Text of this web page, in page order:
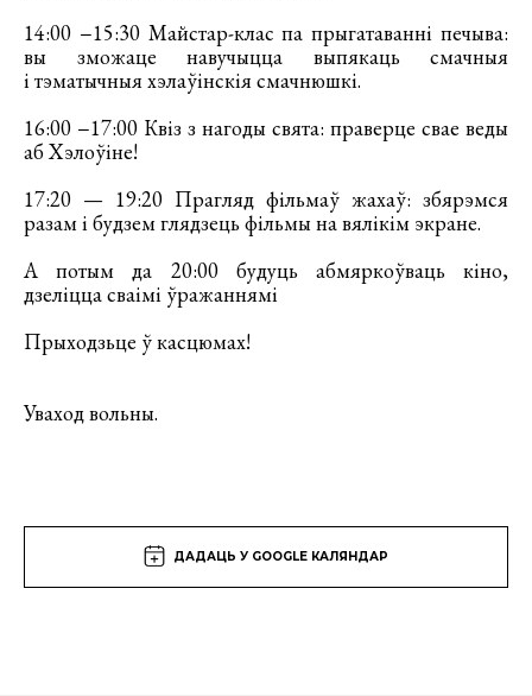
14:00 −15:30 Майстар-клас па прыгатаванні печыва:
вы зможаце навучыцца выпякаць смачныя
і тэматычныя хэлаўінскія смачнюшкі.
16:00 −17:00 Квіз з нагоды свята: праверце свае веды
аб Хэлоўіне!
17:20 — 19:20 Прагляд фільмаў жахаў: збярэмся
разам і будзем глядзець фільмы на вялікім экране.
А потым да 20:00 будуць абмяркоўваць кіно,
дзеліцца сваімі ўражаннямі
Прыходзьце ў касцюмах!
Уваход вольны.
ДАДАЦЬ У GOOGLE КАЛЯНДАР